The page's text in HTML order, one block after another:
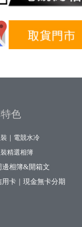
色
｜電競水冷
精選相簿
邊相簿&開箱文
用卡｜現金無卡分期